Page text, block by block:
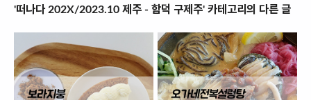
'떠나다 202X/2023.10 제주 - 함덕 구제주' 카테고리의 다른 글